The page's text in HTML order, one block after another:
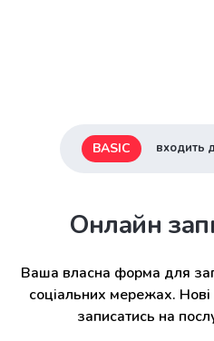
BASIC входить
Онлайн
Ваша власна форма для
соціальних мережах.
записатись на